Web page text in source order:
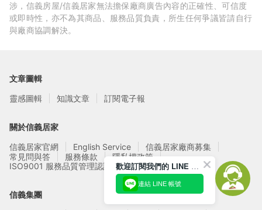
涉，信義房屋/信義居家無法擔保廠商廣告內容的正確性、可信度
或即時性，亦不為其商品、服務品質負責，所生任何爭議皆請自行
與廠商協調解決。
文章圖輯
靈感圖輯
知識文章 訂閱電子報
關於信義居家
信義居家官網
English Service
信義居家廠商募集
常見問與答
服務條款
隱私權政策
ISO9001 服務品質管理認證
信義集團
歡迎訂閱我們的 LINE 官方帳號
連結 LINE 帳號